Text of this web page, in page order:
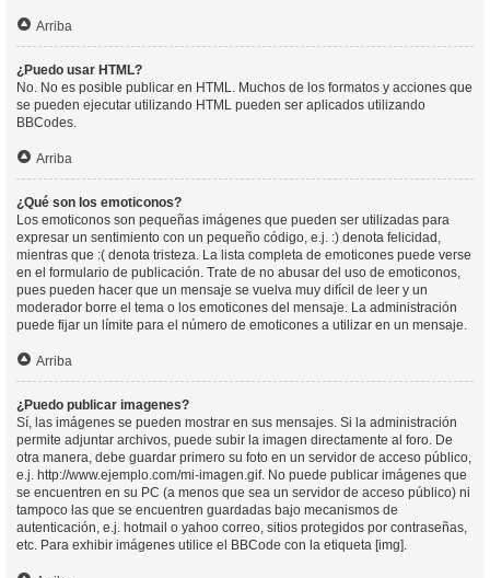
Arriba
¿Puedo usar HTML?
No. No es posible publicar en HTML. Muchos de los formatos y acciones que
se pueden ejecutar utilizando HTML pueden ser aplicados utilizando
BBCodes.
Arriba
¿Qué son los emoticonos?
Los emoticonos son pequeñas imágenes que pueden ser utilizadas para
expresar un sentimiento con un pequeño código, e.j. :) denota felicidad,
mientras que :( denota tristeza. La lista completa de emoticones puede verse
en el formulario de publicación. Trate de no abusar del uso de emoticonos,
pues pueden hacer que un mensaje se vuelva muy difícil de leer y un
moderador borre el tema o los emoticones del mensaje. La administración
puede fijar un límite para el número de emoticones a utilizar en un mensaje.
Arriba
¿Puedo publicar imagenes?
Sí, las imágenes se pueden mostrar en sus mensajes. Si la administración
permite adjuntar archivos, puede subir la imagen directamente al foro. De
otra manera, debe guardar primero su foto en un servidor de acceso público,
e.j. http://www.ejemplo.com/mi-imagen.gif. No puede publicar imágenes que
se encuentren en su PC (a menos que sea un servidor de acceso público) ni
tampoco las que se encuentren guardadas bajo mecanismos de
autenticación, e.j. hotmail o yahoo correo, sitios protegidos por contraseñas,
etc. Para exhibir imágenes utilice el BBCode con la etiqueta [img].